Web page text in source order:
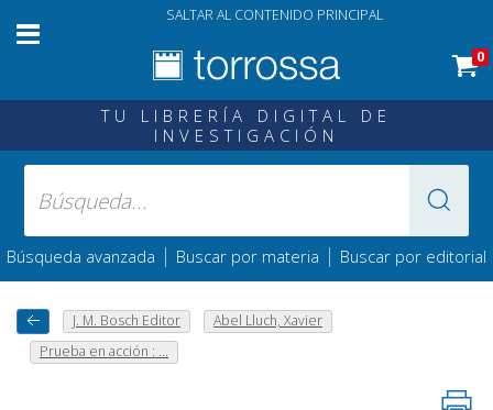
SALTAR AL CONTENIDO PRINCIPAL
0
TU LIBRERÍA DIGITAL DE
INVESTIGACIÓN
Búsqueda avanzada | Buscar por materia | Buscar por editorial
J. M. Bosch Editor
Abel Lluch, Xavier
Prueba en acción : ...